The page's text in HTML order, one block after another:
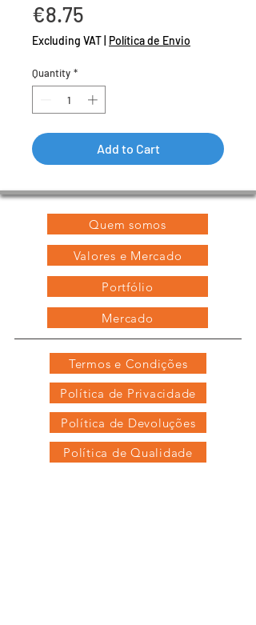
€8.75
Excluding VAT Política de Envio
Quantity *
Add to Cart
Quem somos
Valores e Mercado
Portfólio
Mercado
Termos e Condições
Política de Privacidade
Política de Devoluções
Política de Qualidade